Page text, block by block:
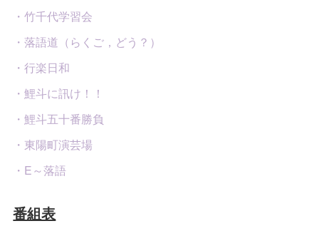
・竹千代学習会
・落語道（らくご，どう？）
・行楽日和
・鯉斗に訊け！！
・鯉斗五十番勝負
・東陽町演芸場
・E～落語
番組表